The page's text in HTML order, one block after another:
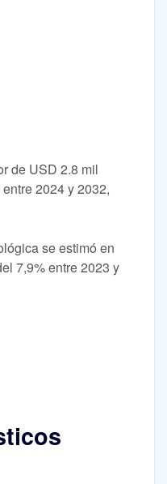
de USD 2.8 mil
2024 y 2032,
se estimó en
7,9% entre 2023 y